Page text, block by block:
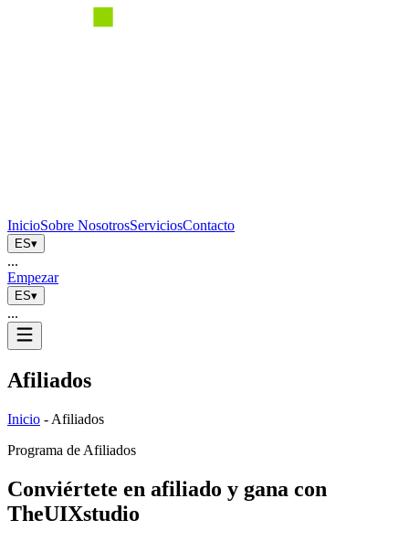
InicioSobre NosotrosServiciosContacto
ES▾
...
Empezar
ES▾
...
Afiliados
Inicio - Afiliados
Programa de Afiliados
Conviértete en afiliado y gana con
TheUIXstudio